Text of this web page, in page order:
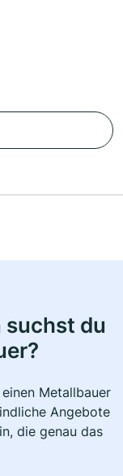
suchst du
Metallbauer
Angebote
die genau das